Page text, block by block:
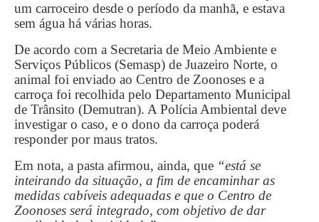
um carroceiro desde o período da manhã, e estava
sem água há várias horas.
De acordo com a Secretaria de Meio Ambiente e
Serviços Públicos (Semasp) de Juazeiro Norte, o
animal foi enviado ao Centro de Zoonoses e a
carroça foi recolhida pelo Departamento Municipal
de Trânsito (Demutran). A Polícia Ambiental deve
investigar o caso, e o dono da carroça poderá
responder por maus tratos.
Em nota, a pasta afirmou, ainda, que “está se
inteirando da situação, a fim de encaminhar as
medidas cabíveis adequadas e que o Centro de
Zoonoses será integrado, com objetivo de dar